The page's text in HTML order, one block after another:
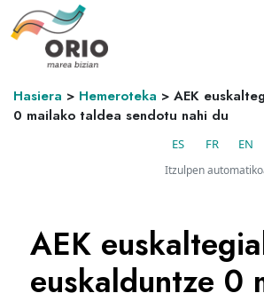
Hasiera > Hemeroteka > AEK
0 mailako taldea sendotu nahi du
ES FR EN
Itzulpen
AEK
euskalduntze 0